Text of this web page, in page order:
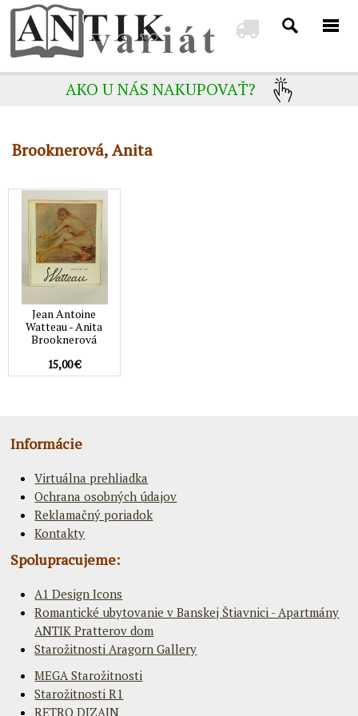
AKO U NÁS NAKUPOVAŤ?
Brooknerová, Anita
Jean Antoine
Watteau - Anita
Brooknerová
15,00 €
Informácie
Virtuálna prehliadka
Ochrana osobných údajov
Reklamačný poriadok
Kontakty
Spolupracujeme:
A1 Design Icons
Romantické ubytovanie v Banskej Štiavnici - Apartmány
ANTIK Pratterov dom
Starožitnosti Aragorn Gallery
MEGA Starožitnosti
Starožitnosti R1
RETRO DIZAJN